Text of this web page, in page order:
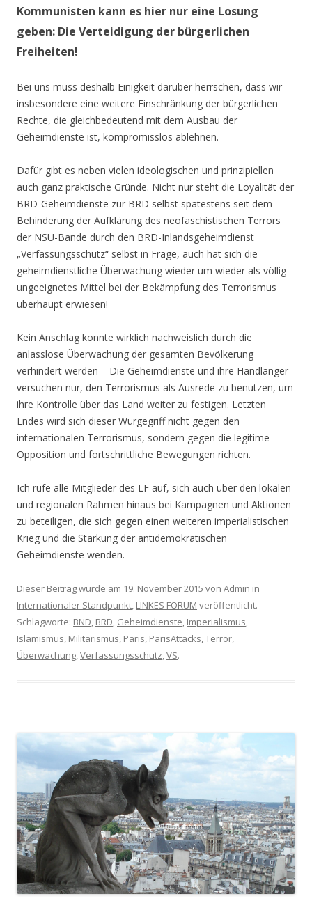
Kommunisten kann es hier nur eine Losung
geben: Die Verteidigung der bürgerlichen
Freiheiten!
Bei uns muss deshalb Einigkeit darüber herrschen, dass wir
insbesondere eine weitere Einschränkung der bürgerlichen
Rechte, die gleichbedeutend mit dem Ausbau der
Geheimdienste ist, kompromisslos ablehnen.
Dafür gibt es neben vielen ideologischen und prinzipiellen
auch ganz praktische Gründe. Nicht nur steht die Loyalität der
BRD-Geheimdienste zur BRD selbst spätestens seit dem
Behinderung der Aufklärung des neofaschistischen Terrors
der NSU-Bande durch den BRD-Inlandsgeheimdienst
„Verfassungsschutz“ selbst in Frage, auch hat sich die
geheimdienstliche Überwachung wieder um wieder als völlig
ungeeignetes Mittel bei der Bekämpfung des Terrorismus
überhaupt erwiesen!
Kein Anschlag konnte wirklich nachweislich durch die
anlasslose Überwachung der gesamten Bevölkerung
verhindert werden – Die Geheimdienste und ihre Handlanger
versuchen nur, den Terrorismus als Ausrede zu benutzen, um
ihre Kontrolle über das Land weiter zu festigen. Letzten
Endes wird sich dieser Würgegriff nicht gegen den
internationalen Terrorismus, sondern gegen die legitime
Opposition und fortschrittliche Bewegungen richten.
Ich rufe alle Mitglieder des LF auf, sich auch über den lokalen
und regionalen Rahmen hinaus bei Kampagnen und Aktionen
zu beteiligen, die sich gegen einen weiteren imperialistischen
Krieg und die Stärkung der antidemokratischen
Geheimdienste wenden.
Dieser Beitrag wurde am 19. November 2015 von Admin in
Internationaler Standpunkt, LINKES FORUM veröffentlicht.
Schlagworte: BND, BRD, Geheimdienste, Imperialismus,
Islamismus, Militarismus, Paris, ParisAttacks,Terror,
Überwachung,Verfassungsschutz,VS.